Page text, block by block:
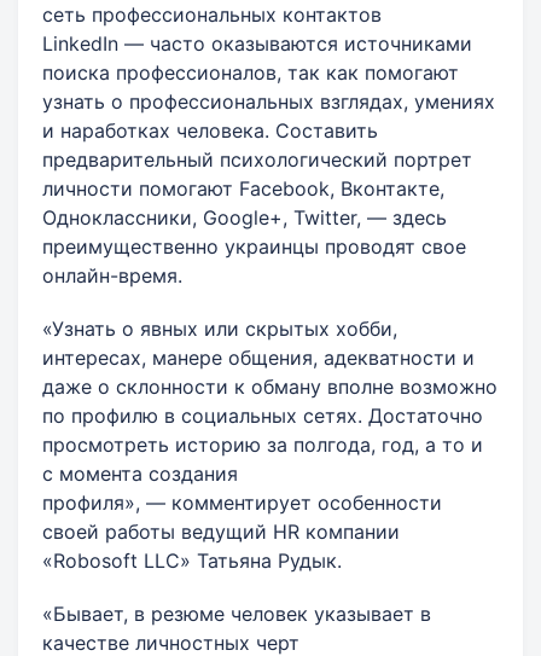
сеть профессиональных контактов
LinkedIn — часто оказываются источниками
поиска профессионалов, так как помогают
узнать о профессиональных взглядах, умениях
и наработках человека. Составить
предварительный психологический портрет
личности помогают Facebook, Вконтакте,
Одноклассники, Google+, Twitter, — здесь
преимущественно украинцы проводят свое
онлайн-время.
«Узнать о явных или скрытых хобби,
интересах, манере общения, адекватности и
даже о склонности к обману вполне возможно
по профилю в социальных сетях. Достаточно
просмотреть историю за полгода, год, а то и
с момента создания
профиля», — комментирует особенности
своей работы ведущий HR компании
«Robosoft LLC» Татьяна Рудык.
«Бывает, в резюме человек указывает в
качестве личностных черт